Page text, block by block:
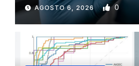
AGOSTO 6, 2026 0